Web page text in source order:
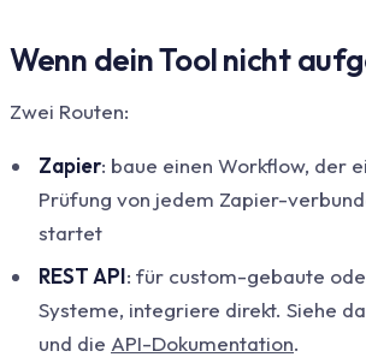
Wenn dein Tool nicht
Zwei Routen:
Zapier: baue einen Workflow, der
Prüfung von jedem Zapier-
startet
REST API: für custom-gebaute
Systeme, integriere direkt. Siehe
und die API-Dokumentation.